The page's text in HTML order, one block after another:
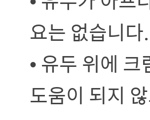
요는 없습니다.
• 유두 위에
도움이 되지